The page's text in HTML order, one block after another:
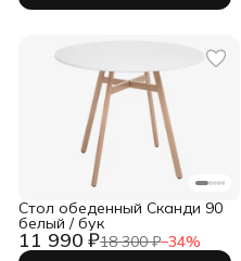
11 990 ₽18 300 ₽−34%
Стол обеденный Сканди 90
белый / бук